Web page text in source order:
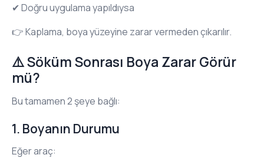
✔ Doğru uygulama yapıldıysa
👉 Kaplama, boya yüzeyine zarar vermeden çıkarılır.
⚠️ Söküm Sonrası Boya Zarar Görür
mü?
Bu tamamen 2 şeye bağlı:
1. Boyanın Durumu
Eğer araç: